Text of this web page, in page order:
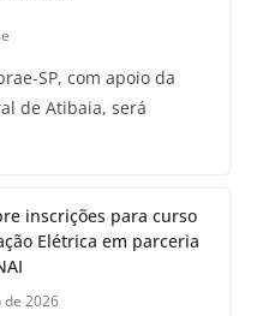
SP, com apoio da
de Atibaia, será
inscrições para curso
Elétrica em parceria
de 2026